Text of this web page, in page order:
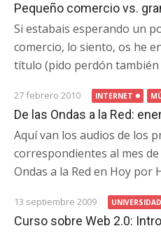
Pequeño comercio vs.
Si estabais esperando un
comercio, lo siento, os he
título (pido perdón también
27 febrero 2010 INTERNET
De las Ondas a la Red:
Aquí van los audios de los
correspondientes al mes
Ondas a la Red en Hoy por
13 septiembre 2009
Curso sobre Web 2.0: